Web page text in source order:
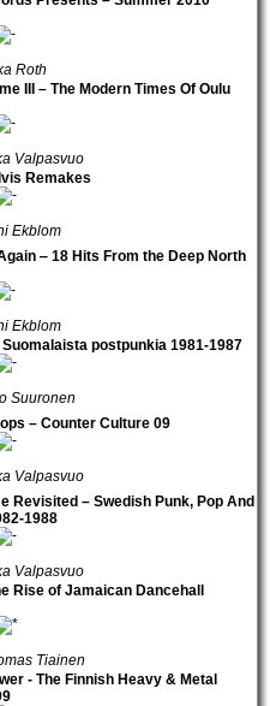
Roth
III – The Modern Times Of Oulu
Valpasvuo
Remakes
Ekblom
‒ 18 Hits From the Deep North
Ekblom
postpunkia 1981-1987
Suuronen
– Counter Culture 09
Valpasvuo
Revisited – Swedish Punk, Pop And
1988
Valpasvuo
Rise of Jamaican Dancehall
Tiainen
- The Finnish Heavy & Metal